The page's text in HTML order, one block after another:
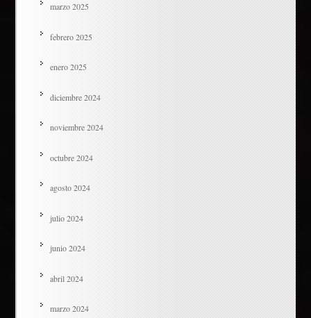
marzo 2025
febrero 2025
enero 2025
diciembre 2024
noviembre 2024
octubre 2024
agosto 2024
julio 2024
junio 2024
abril 2024
marzo 2024